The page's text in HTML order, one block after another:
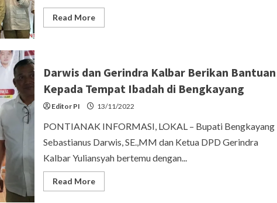
Read MoreRead
more
3
Dampingi
Prabowo
Pilpres
Darwis dan Gerindra Kalbar Berikan Bantuan
Kepada Tempat Ibadah di Bengkayang
Editor PI 13/11/2022
PONTIANAK INFORMASI, LOKAL – Bupati Bengkayang
Sebastianus Darwis, SE.,MM dan Ketua DPD Gerindra
Kalbar Yuliansyah bertemu dengan...
Read MoreRead
more